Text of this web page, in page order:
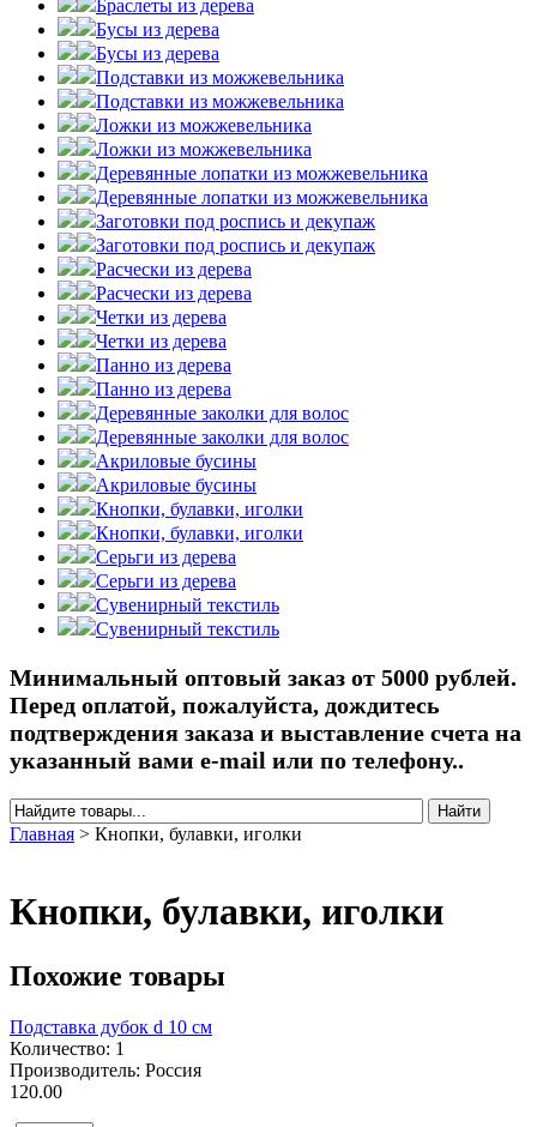
Браслеты из дерева
Бусы из дерева
Бусы из дерева
Подставки из можжевельника
Подставки из можжевельника
Ложки из можжевельника
Ложки из можжевельника
Деревянные лопатки из можжевельника
Деревянные лопатки из можжевельника
Заготовки под роспись и декупаж
Заготовки под роспись и декупаж
Расчески из дерева
Расчески из дерева
Четки из дерева
Четки из дерева
Панно из дерева
Панно из дерева
Деревянные заколки для волос
Деревянные заколки для волос
Акриловые бусины
Акриловые бусины
Кнопки, булавки, иголки
Кнопки, булавки, иголки
Серьги из дерева
Серьги из дерева
Сувенирный текстиль
Сувенирный текстиль
Минимальный оптовый заказ от 5000 рублей.
Перед оплатой, пожалуйста, дождитесь
подтверждения заказа и выставление счета на
указанный вами e-mail или по телефону..
Форма поиска
Найти
Главная > Кнопки, булавки, иголки
Кнопки, булавки, иголки
Похожие товары
Подставка дубок d 10 см
Количество: 1
Производитель: Россия
120.00